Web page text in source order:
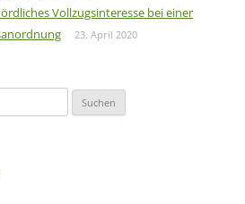
Vollzugsinteresse bei einer
23. April 2020